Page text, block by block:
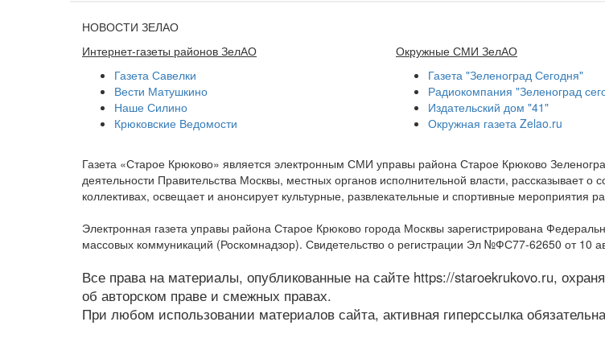
НОВОСТИ ЗЕЛАО
Интернет-газеты районов ЗелАО
Газета Савелки
Вести Матушкино
Наше Силино
Крюковские Ведомости
Окружные СМИ ЗелАО
Газета "Зеленоград Сегодня"
Радиокомпания "Зеленоград
Издательский дом "41"
Окружная газета Zelao.ru
Газета «Старое Крюково» является электронным СМИ управы района Старое Крюково
деятельности Правительства Москвы, местных органов исполнительной власти, рассказывает
коллективах, освещает и анонсирует культурные, развлекательные и спортивные мероприятия
Электронная газета управы района Старое Крюково города Москвы зарегистрирована
массовых коммуникаций (Роскомнадзор). Свидетельство о регистрации Эл №ФС77-62650 от 10
Все права на материалы, опубликованные на сайте https://staroekrukovo.ru,
об авторском праве и смежных правах.
При любом использовании материалов сайта, активная гиперссылка